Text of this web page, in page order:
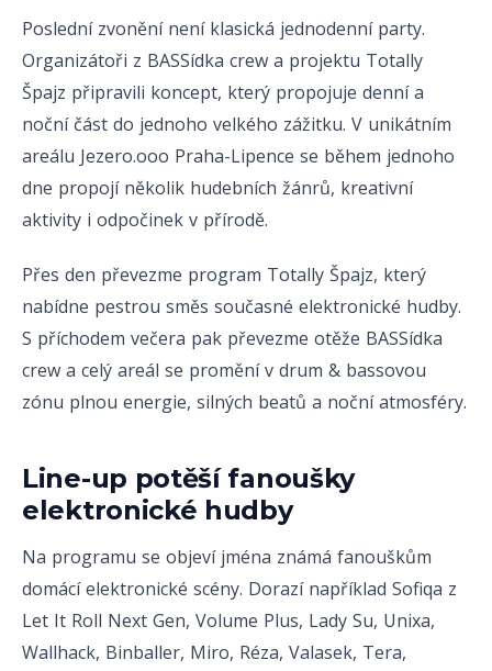
Poslední zvonění není klasická jednodenní party.
Organizátoři z BASSídka crew a projektu Totally
Špajz připravili koncept, který propojuje denní a
noční část do jednoho velkého zážitku. V unikátním
areálu Jezero.ooo Praha-Lipence se během jednoho
dne propojí několik hudebních žánrů, kreativní
aktivity i odpočinek v přírodě.
Přes den převezme program Totally Špajz, který
nabídne pestrou směs současné elektronické hudby.
S příchodem večera pak převezme otěže BASSídka
crew a celý areál se promění v drum & bassovou
zónu plnou energie, silných beatů a noční atmosféry.
Line-up potěší fanoušky
elektronické hudby
Na programu se objeví jména známá fanouškům
domácí elektronické scény. Dorazí například Sofiqa z
Let It Roll Next Gen, Volume Plus, Lady Su, Unixa,
Wallhack, Binballer, Miro, Réza, Valasek, Tera,